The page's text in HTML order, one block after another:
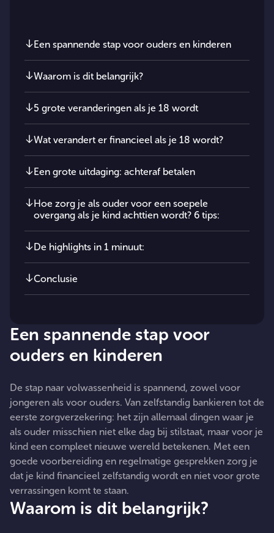
In dit artikel
Een spannende stap voor ouders en kinderen
Waarom is dit belangrijk?
5 grote veranderingen als je 18 wordt
Wat verandert er financieel als je 18 wordt?
Een grote uitdaging: achteraf betalen
Hoe zorg je als ouder voor een soepele
overgang als je kind achttien wordt? 6 tips:
De highlights in 1 minuut:
Conclusie
Een spannende stap voor
ouders en kinderen
De stap naar volwassenheid is spannend, zowel voor
jongeren als voor ouders. Van zelfstandig bankieren tot de
eerste zorgverzekering: het zijn allemaal dingen waar je
als ouder misschien niet elke dag bij stilstaat, maar voor je
kind een compleet nieuwe wereld betekenen. Met een
goede voorbereiding en regelmatige gesprekken zorg je
dat je kind financieel zelfstandig wordt en niet voor grote
verrassingen komt te staan.
Waarom is dit belangrijk?